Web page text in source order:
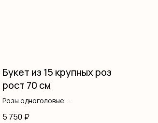
Букет из 15 крупных роз
рост 70 см
Розы одноголовые
5 750 ₽